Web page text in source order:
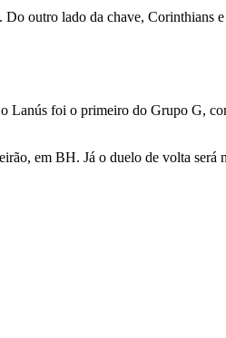
outro lado da chave, Corinthians
foi o primeiro do Grupo G,
em BH. Já o duelo de volta